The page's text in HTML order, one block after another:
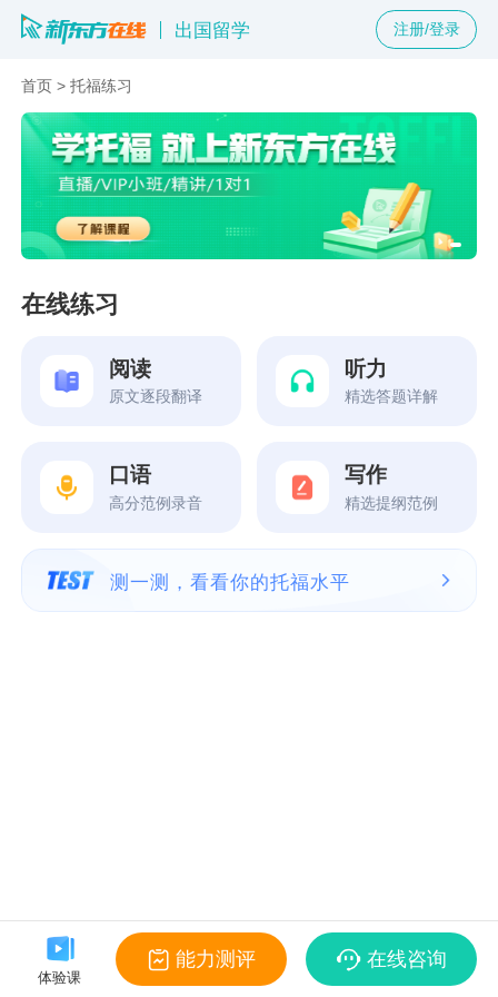
出国留学 注册/登录
首页 >托福练习
在线练习
阅读
原文逐段翻译
听力
精选答题详解
口语
高分范例录音
写作
精选提纲范例
测一测，看看你的托福水平
体验课
能力测评 在线咨询